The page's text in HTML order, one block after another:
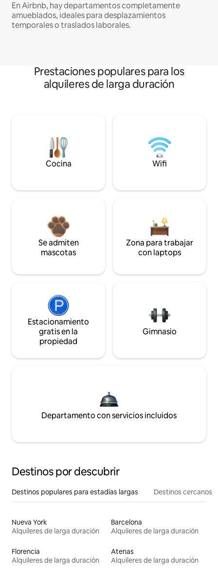
En Airbnb, hay departamentos completamente
amueblados, ideales para desplazamientos
temporales o traslados laborales.
Prestaciones populares para los
alquileres de larga duración
Cocina Wifi
Se admiten
mascotas
Zona para trabajar
con laptops
Estacionamiento
gratis en la
propiedad
Gimnasio
Departamento con servicios incluidos
Destinos por descubrir
Destinos populares para estadías largas Destinos cercanos
Nueva York
Alquileres de larga duración
Barcelona
Alquileres de larga duración
Florencia
Alquileres de larga duración
Atenas
Alquileres de larga duración